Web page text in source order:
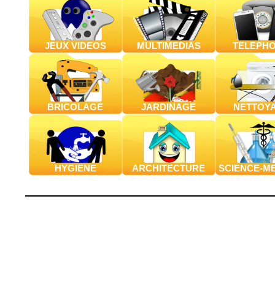
JEUX VIDEOS MULTIMEDIAS
BRICOLAGE JARDINAGE
HYGIENE ARCHITECTURE SCIENCE-